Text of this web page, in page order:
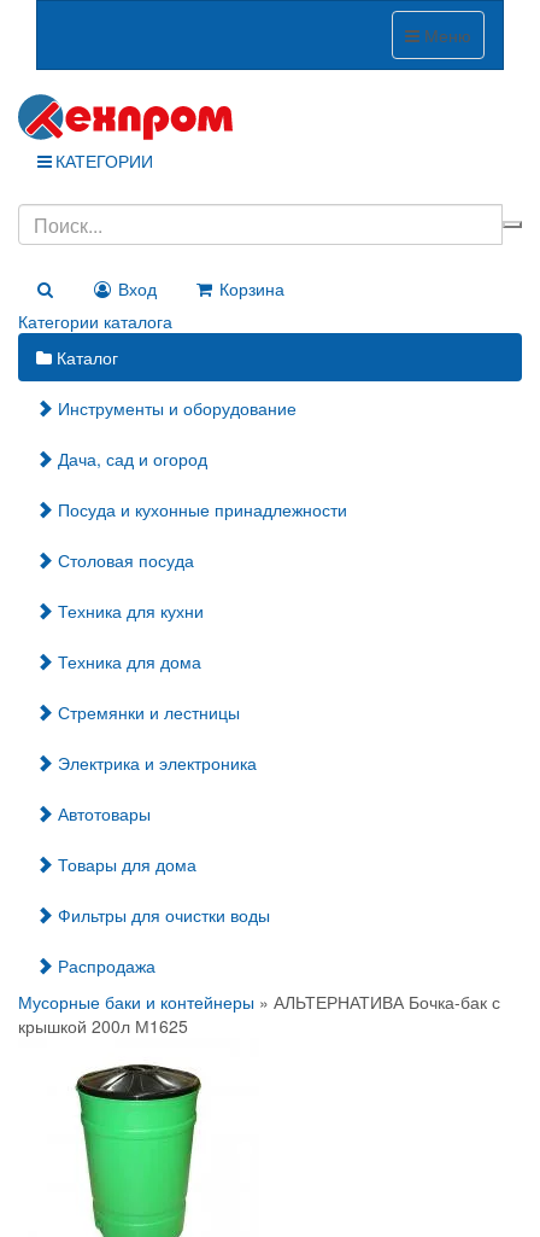
Меню
КАТЕГОРИИ
Вход
Корзина
Категории каталога
Каталог
Инструменты и оборудование
Дача, сад и огород
Посуда и кухонные принадлежности
Столовая посуда
Техника для кухни
Техника для дома
Стремянки и лестницы
Электрика и электроника
Автотовары
Товары для дома
Фильтры для очистки воды
Распродажа
Мусорные баки и контейнеры » АЛЬТЕРНАТИВА Бочка-бак с
крышкой 200л М1625